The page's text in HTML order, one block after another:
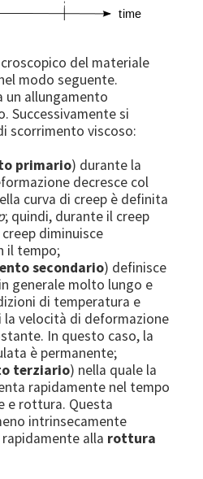
del materiale
modo seguente.
un allungamento
Successivamente si
scorrimento viscoso:
primario) durante la
decresce col
curva di creep è definita
; quindi, durante il creep
diminuisce
il tempo;
secondario) definisce
generale molto lungo e
di temperatura e
la velocità di deformazione
In questo caso, la
è permanente;
terziario) nella quale la
rapidamente nel tempo
e rottura. Questa
intrinsecamente
alla rottura